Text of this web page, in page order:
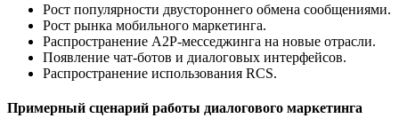
Рост популярности двустороннего обмена сообщениями.
Рост рынка мобильного маркетинга.
Распространение A2P-месседжинга на новые отрасли.
Появление чат-ботов и диалоговых интерфейсов.
Распространение использования RCS.
Примерный сценарий работы диалогового маркетинга